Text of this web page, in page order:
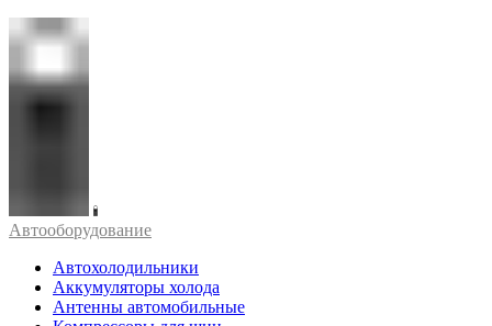
Автооборудование
Автохолодильники
Аккумуляторы холода
Антенны автомобильные